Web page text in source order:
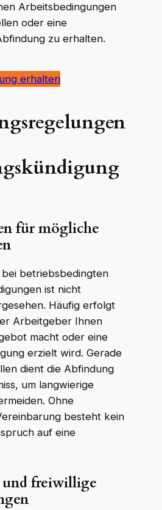
Arbeitsbedingungen
oder eine
zu erhalten.
erhalten
für mögliche
betriebsbedingten
ist nicht
Häufig erfolgt
Arbeitgeber Ihnen
macht oder eine
erzielt wird. Gerade
dient die Abfindung
um langwierige
Ohne
besteht kein
auf eine
und freiwillige